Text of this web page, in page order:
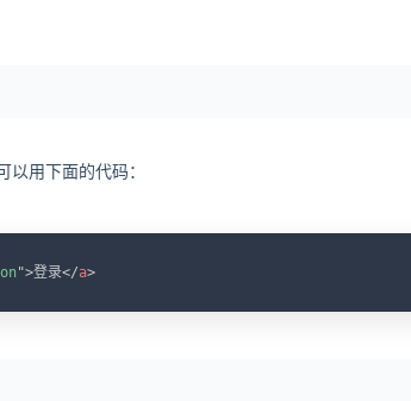
用下面的代码：
">登录</a>